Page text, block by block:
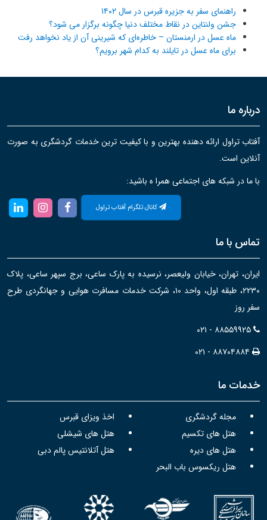
راهنمای سفر به جزیره قبرس در سال ۱۴۰۲
جشن ولنتاین در نقاط مختلف دنیا چگونه برگزار می شود؟
ماه عسل در ارمنستان – خاطره‌ای که شیرینی آن از یاد نخواهد رفت
برای ماه عسل در تایلند به کدام شهر برویم؟
درباره ما
آفتاب تراول ارائه دهنده بهترین و با کیفیت ترین خدمات گردشگری به صورت
آنلاین است.
با ما در شبکه های اجتماعی همرا ه باشید:
کانال تلگرام آفتاب تراول
تماس با ما
ایران، تهران، خیابان ولیعصر، نرسیده به پارک ساعی، برج سپهر ساعی، پلاک
۲۲۳۰، طبقه اول، واحد ۱۰، شرکت خدمات مسافرت هوایی و جهانگردی طرح
سفر روز
۰۲۱ - ۸۸۵۵۹۹۲۵
۰۲۱ - ۸۸۷۰۴۸۸۴
خدمات ما
مجله گردشگری
اخذ ویزای قبرس
هتل های تکسیم
هتل های شیشلی
هتل های دیره
هتل آتلانتیس پالم دبی
هتل ریکسوس باب البحر